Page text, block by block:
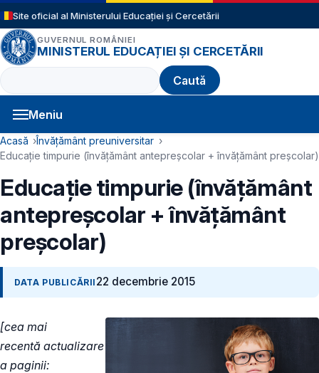
Sari la conținutul principal
Site oficial al Ministerului Educației și Cercetării
GUVERNUL ROMÂNIEI
MINISTERUL EDUCAȚIEI ȘI CERCETĂRII
Caută
Meniu
Navigație principală
Cale de navigare
Acasă
Învățământ preuniversitar
Educație timpurie (învățământ antepreșcolar + învățământ preșcolar)
Educație timpurie (învățământ
antepreșcolar + învățământ
preșcolar)
DATA PUBLICĂRII 22 decembrie 2015
[cea mai
recentă actualizare
a paginii: